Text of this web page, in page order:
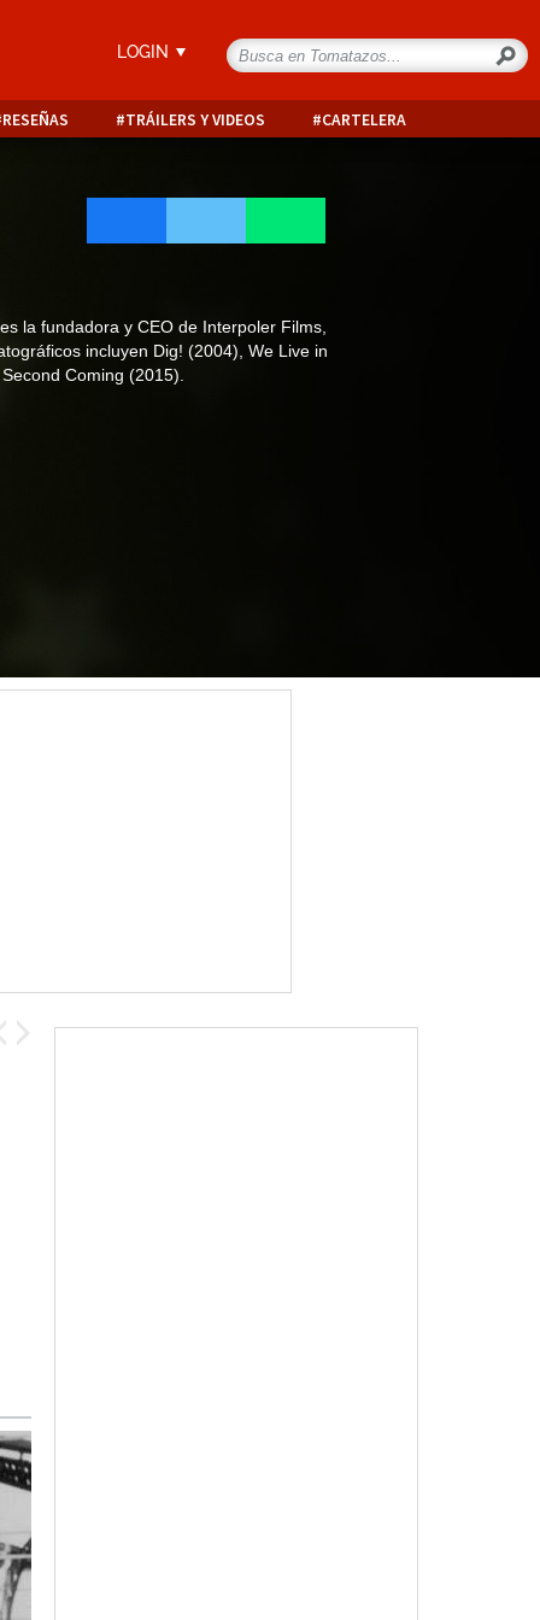
LOGIN
RESEÑAS TRÁILERS Y VIDEOS CARTELERA
la fundadora y CEO de Interpoler Films,
incluyen Dig! (2004), We Live in
Coming (2015).